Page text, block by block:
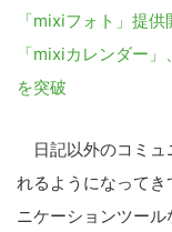
「mixiフォト」提
「mixiカレンダー
を突破
日記以外のコミュ
れるようになって
ニケーションツー